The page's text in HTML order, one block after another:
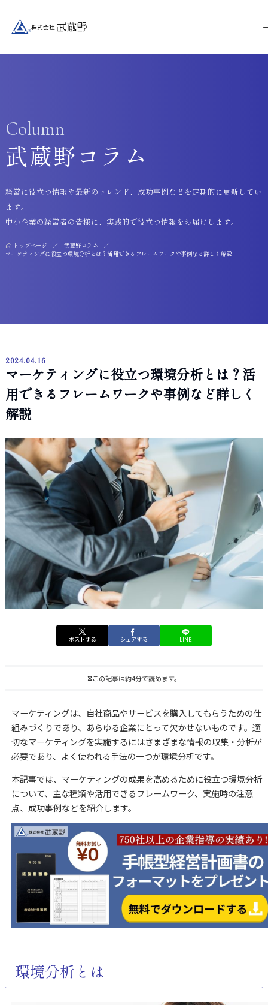
Column
武蔵野コラム
トップページ
武蔵野コラム
マーケティングに役立つ環境分析とは？活用できるフレームワークや事例など詳しく解説
経営に役立つ情報や最新のトレンド、成功事例などを定期的に更新してい
ます。
中小企業の経営者の皆様に、実践的で役立つ情報をお届けします。
2024.04.16
マーケティングに役立つ環境分析とは？活
用できるフレームワークや事例など詳しく
解説
ポストする シェアする LINE
この記事は約4分で読めます。
マーケティングは、自社商品やサービスを購入してもらうための仕
組みづくりであり、あらゆる企業にとって欠かせないものです。適
切なマーケティングを実施するにはさまざまな情報の収集・分析が
必要であり、よく使われる手法の一つが環境分析です。
本記事では、マーケティングの成果を高めるために役立つ環境分析
について、主な種類や活用できるフレームワーク、実施時の注意
点、成功事例などを紹介します。
環境分析とは